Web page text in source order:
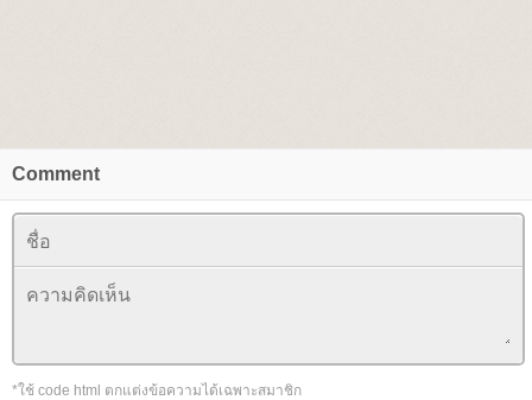
Comment
*ใช้ code html ตกแต่งข้อความได้เฉพาะสมาชิก